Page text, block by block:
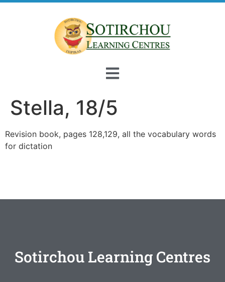
Stella, 18/5
Revision book, pages 128,129, all the vocabulary words
for dictation
Sotirchou Learning Centres